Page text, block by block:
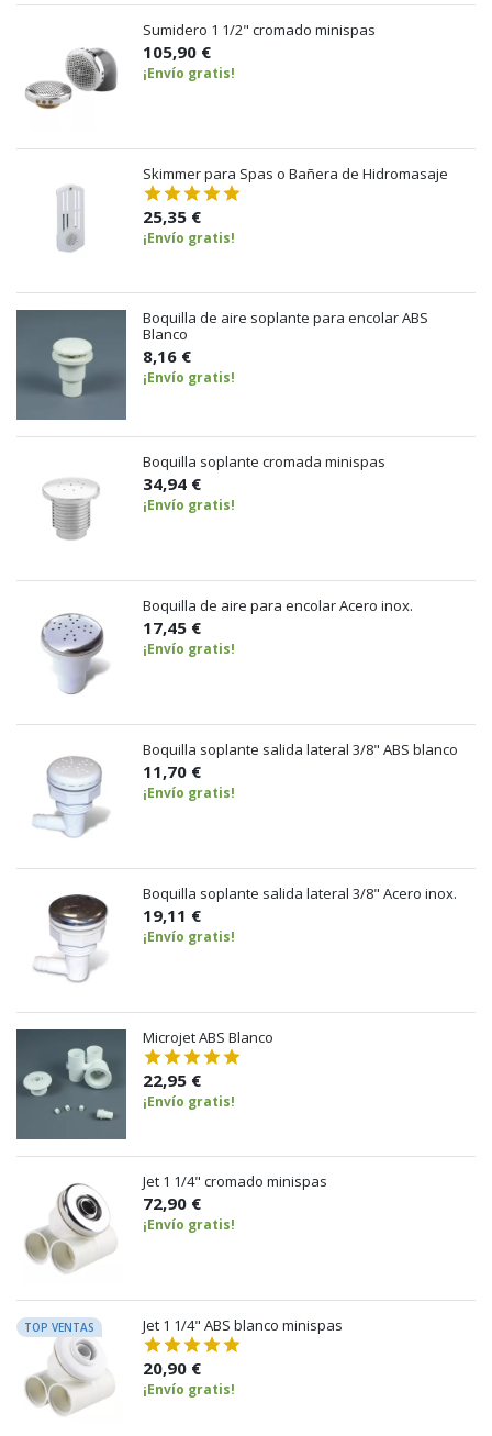
Sumidero 1 1/2" cromado minispas
105,90 €
¡Envío gratis!
Skimmer para Spas o Bañera de Hidromasaje
25,35 €
¡Envío gratis!
Boquilla de aire soplante para encolar ABS
Blanco
8,16 €
¡Envío gratis!
Boquilla soplante cromada minispas
34,94 €
¡Envío gratis!
Boquilla de aire para encolar Acero inox.
17,45 €
¡Envío gratis!
Boquilla soplante salida lateral 3/8" ABS blanco
11,70 €
¡Envío gratis!
Boquilla soplante salida lateral 3/8" Acero inox.
19,11 €
¡Envío gratis!
Microjet ABS Blanco
22,95 €
¡Envío gratis!
Jet 1 1/4" cromado minispas
72,90 €
¡Envío gratis!
TOP VENTAS Jet 1 1/4" ABS blanco minispas
20,90 €
¡Envío gratis!